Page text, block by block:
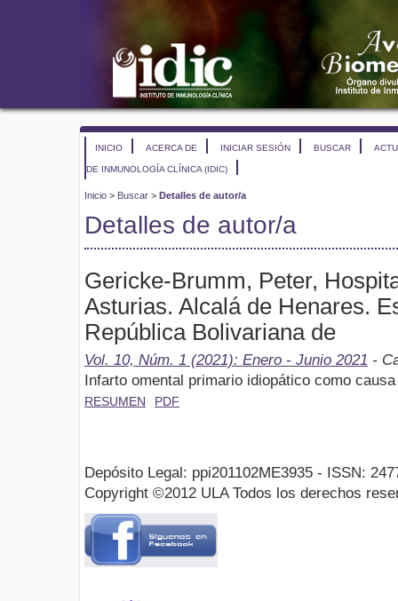
INICIO ACERCA DE INICIAR SESIÓN BUSCAR
DE INMUNOLOGÍA CLÍNICA (IDIC)
Inicio > Buscar > Detalles de autor/a
Detalles de autor/a
Gericke-Brumm, Peter,
Asturias. Alcalá de Henares.
República Bolivariana de
Vol. 10, Núm. 1 (2021): Enero - Junio 2021 -
Infarto omental primario idiopático como
RESUMEN PDF
Depósito Legal: ppi201102ME3935 - ISSN:
Copyright ©2012 ULA Todos los derechos